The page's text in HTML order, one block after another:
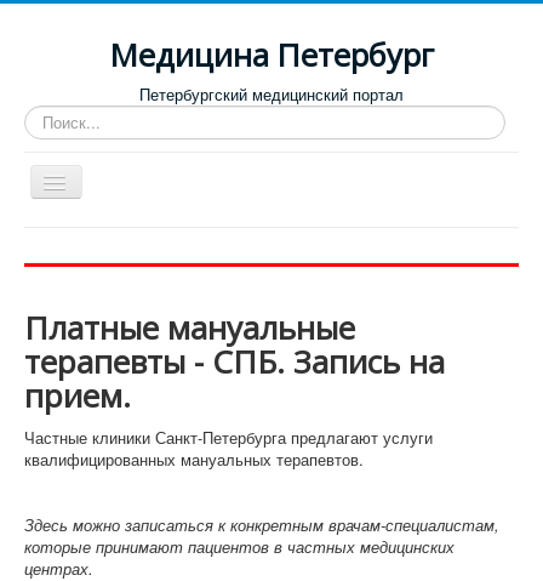
Медицина Петербург
Петербургский медицинский портал
Искать...
Toggle
Navigation
Роддома и женские консультации
Диспансеры
Лучшие клиники по направлениям
Отзывы о медицинских учреждениях
Платные мануальные
терапевты - СПБ. Запись на
прием.
Частные клиники Санкт-Петербурга предлагают услуги
квалифицированных мануальных терапевтов.
Здесь можно записаться к конкретным врачам-специалистам,
которые принимают пациентов в частных медицинских
центрах.